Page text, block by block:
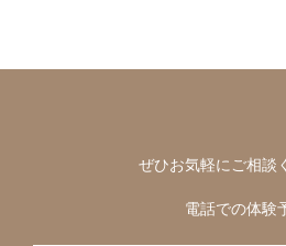
ぜひお気軽にご相談
電話での体験